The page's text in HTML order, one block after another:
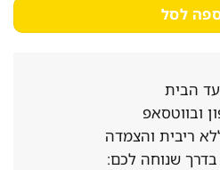
לסל
הבית
ובווטסאפ
שנוחה לכם: